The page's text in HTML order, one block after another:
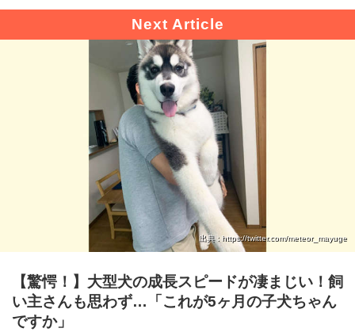
出典 : https://twitter.com/meteor_mayuge
【驚愕！】大型犬の成長スピードが凄まじい！飼
い主さんも思わず…「これが5ヶ月の子犬ちゃん
ですか」